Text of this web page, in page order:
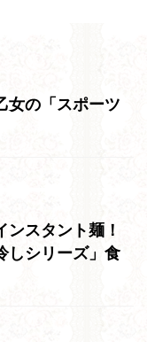
女の「スポーツ
スタント麺！
しシリーズ」食